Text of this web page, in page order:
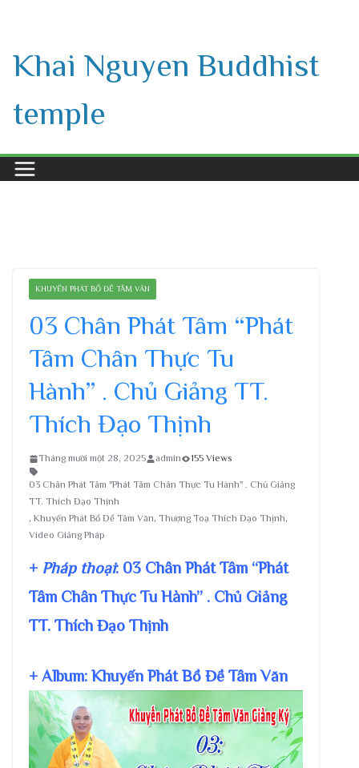
content
Khai Nguyen Buddhist
temple
KHUYẾN PHÁT BỒ ĐỀ TÂM VĂN
03 Chân Phát Tâm “Phát
Tâm Chân Thực Tu
Hành” . Chủ Giảng TT.
Thích Đạo Thịnh
Tháng mười một 28, 2025 admin 155 Views
03 Chân Phát Tâm "Phát Tâm Chân Thực Tu Hành" . Chủ Giảng
TT. Thích Đạo Thịnh
, Khuyến Phát Bồ Đề Tâm Văn, Thượng Toạ Thích Đạo Thịnh,
Video Giảng Pháp
+ Pháp thoại: 03 Chân Phát Tâm “Phát
Tâm Chân Thực Tu Hành” . Chủ Giảng
TT. Thích Đạo Thịnh
+ Album: Khuyến Phát Bồ Đề Tâm Văn